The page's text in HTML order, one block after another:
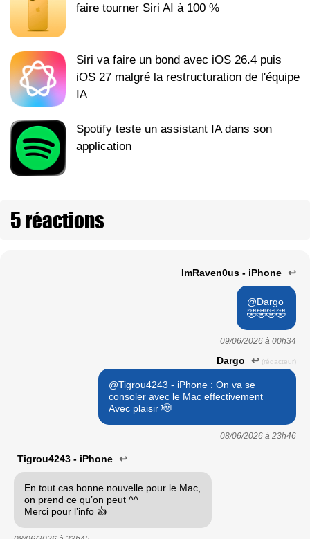
faire tourner Siri AI à 100 %
Siri va faire un bond avec iOS 26.4 puis
iOS 27 malgré la restructuration de l'équipe
IA
Spotify teste un assistant IA dans son
application
5 réactions
ImRaven0us - iPhone ↩
@Dargo
🤣🤣🤣🤣
09/06/2026 à 00h34
Dargo ↩ (rédacteur)
@Tigrou4243 - iPhone : On va se
consoler avec le Mac effectivement
Avec plaisir 🫡
08/06/2026 à 23h46
Tigrou4243 - iPhone ↩
En tout cas bonne nouvelle pour le Mac,
on prend ce qu’on peut ^^
Merci pour l’info 👍